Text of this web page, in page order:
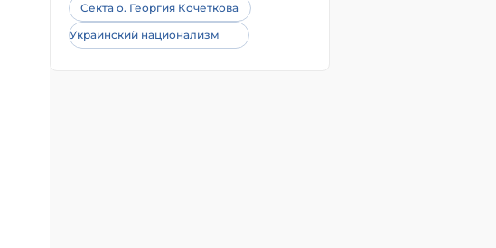
Секта о. Георгия Кочеткова
Украинский национализм